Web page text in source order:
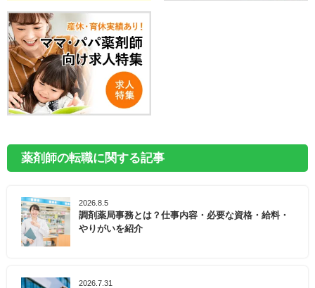
薬剤師の転職に関する記事
2026.8.5
調剤薬局事務とは？仕事内容・必要な資格・給料・
やりがいを紹介
2026.7.31